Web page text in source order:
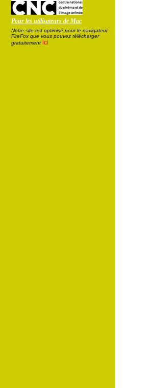
Pour les utilisateurs de Mac
Notre site est optimisé pour le navigateur
FireFox que vous pouvez télécharger
gratuitement ici